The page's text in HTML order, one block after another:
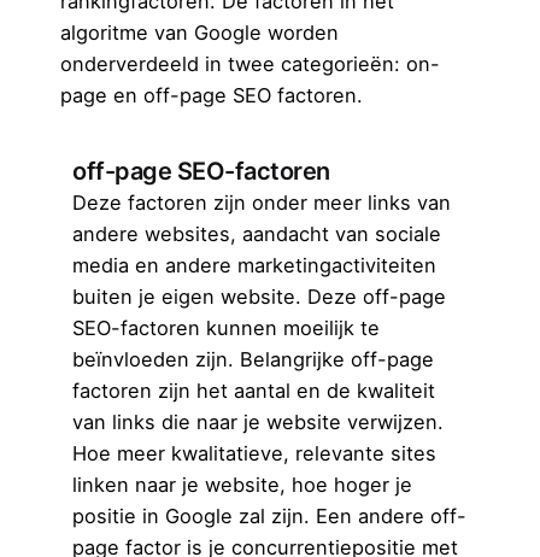
algoritme van Google worden
onderverdeeld in twee categorieën: on-
page en off-page SEO factoren.
off-page SEO-factoren
Deze factoren zijn onder meer links van
andere websites, aandacht van sociale
media en andere marketingactiviteiten
buiten je eigen website. Deze off-page
SEO-factoren kunnen moeilijk te
beïnvloeden zijn. Belangrijke off-page
factoren zijn het aantal en de kwaliteit
van links die naar je website verwijzen.
Hoe meer kwalitatieve, relevante sites
linken naar je website, hoe hoger je
positie in Google zal zijn. Een andere off-
page factor is je concurrentiepositie met